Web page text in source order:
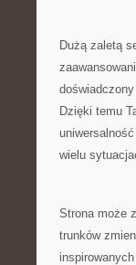
Dużą zaletą
Dzięki temu
wielu
Strona może
trunków